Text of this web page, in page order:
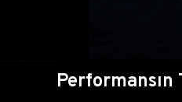
Performansın